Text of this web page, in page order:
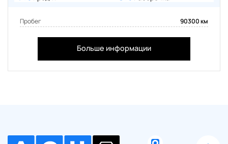
Пробег 90300 км
Больше информации